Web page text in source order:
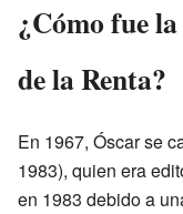
¿Cómo fue
de la Renta?
En 1967, Óscar se
1983), quien era
en 1983 debido a